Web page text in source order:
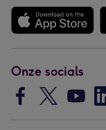
Onze socials